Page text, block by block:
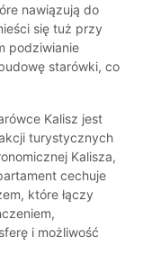
nawiązują do
się tuż przy
podziwianie
starówki, co
Kalisz jest
turystycznych
Kalisza,
cechuje
które łączy
i możliwość